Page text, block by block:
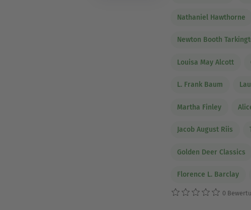
Nathaniel Hawthorne
Newton Booth
Louisa May Alcott
L. Frank Baum
Martha Finley
Jacob August Riis
Golden Deer Classics
Florence L. Barclay
0